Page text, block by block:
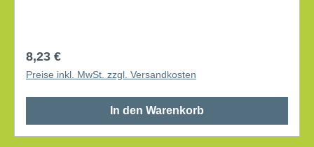
Regulärer Preis:
8,23 €
Preise inkl. MwSt. zzgl. Versandkosten
In den Warenkorb